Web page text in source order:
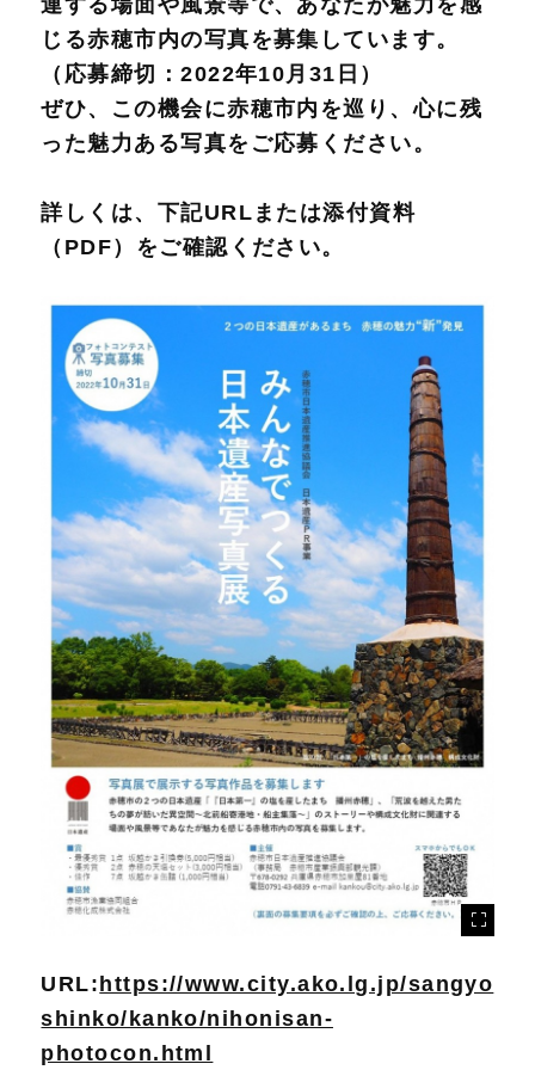
連する場面や風景等で、あなたが魅力を感
じる赤穂市内の写真を募集しています。
（応募締切：2022年10月31日）
ぜひ、この機会に赤穂市内を巡り、心に残
った魅力ある写真をご応募ください。
詳しくは、下記URLまたは添付資料
（PDF）をご確認ください。
URL:https://www.city.ako.lg.jp/sangyo
shinko/kanko/nihonisan-
photocon.html